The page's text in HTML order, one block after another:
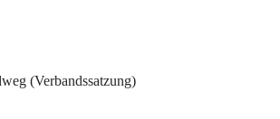
(Verbandssatzung)